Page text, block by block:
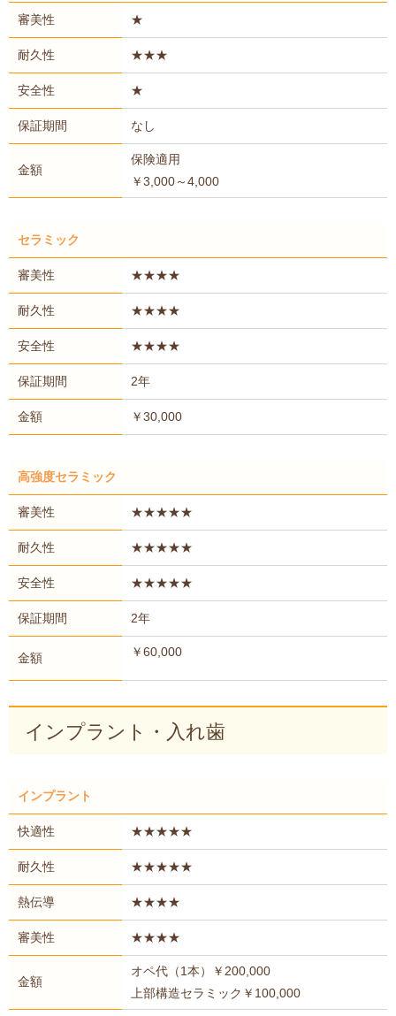
審美性 ★
耐久性 ★★★
安全性 ★
保証期間 なし
金額
保険適用
￥3,000～4,000
セラミック
審美性 ★★★★
耐久性 ★★★★
安全性 ★★★★
保証期間 2年
金額 ￥30,000
高強度セラミック
審美性 ★★★★★
耐久性 ★★★★★
安全性 ★★★★★
保証期間 2年
金額 ￥60,000
インプラント・入れ歯
インプラント
快適性 ★★★★★
耐久性 ★★★★★
熱伝導 ★★★★
審美性 ★★★★
金額
オペ代（1本）￥200,000
上部構造セラミック￥100,000